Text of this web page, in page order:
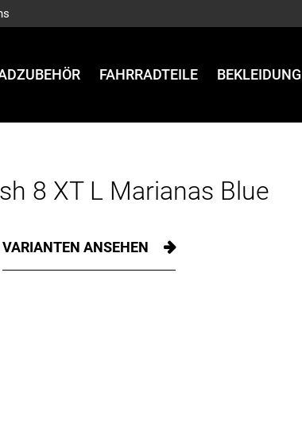
FAHRRADTEILE BEKLEIDUNG
8 XT L Marianas Blue
VARIANTEN ANSEHEN